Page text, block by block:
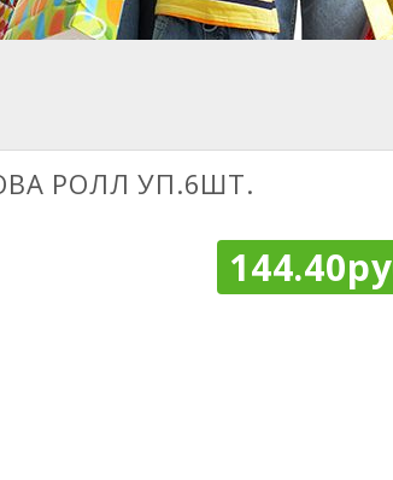
РОЛЛ УП.6ШТ.